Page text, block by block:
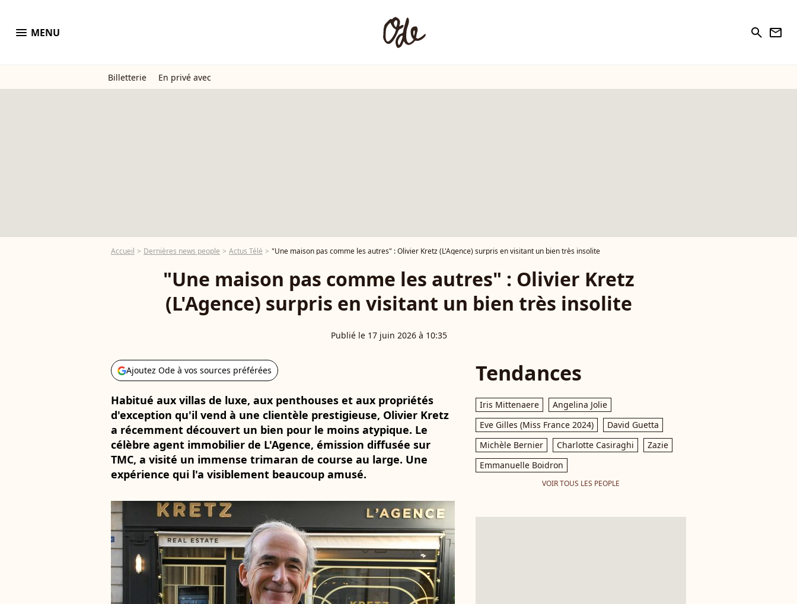
menu MENU search newsletter
Billetterie En privé avec
Accueil Dernières news people Actus Télé "Une maison pas comme les autres" : Olivier Kretz (L'Agence) surpris en visitant un bien très insolite
"Une maison pas comme les autres" : Olivier Kretz
(L'Agence) surpris en visitant un bien très insolite
Publié le 17 juin 2026 à 10:35
Ajoutez Ode à vos sources préférées
Habitué aux villas de luxe, aux penthouses et aux propriétés
d'exception qu'il vend à une clientèle prestigieuse, Olivier Kretz
a récemment découvert un bien pour le moins atypique. Le
célèbre agent immobilier de L'Agence, émission diffusée sur
TMC, a visité un immense trimaran de course au large. Une
expérience qui l'a visiblement beaucoup amusé.
Tendances
Iris Mittenaere
Angelina Jolie
Eve Gilles (Miss France 2024)
David Guetta
Michèle Bernier
Charlotte Casiraghi
Zazie
Emmanuelle Boidron
VOIR TOUS LES PEOPLE